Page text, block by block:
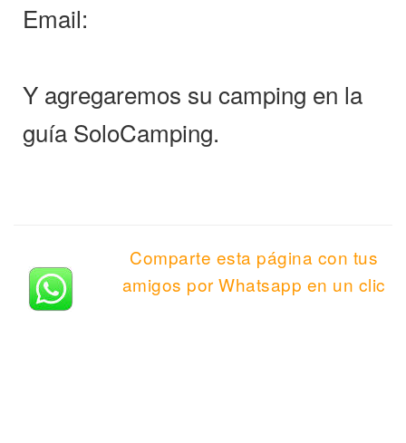
Email:
Y agregaremos su camping en la
guía SoloCamping.
Comparte esta página con tus
amigos por Whatsapp en un clic